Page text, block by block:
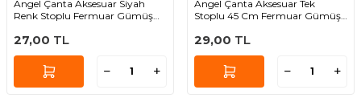
Angel Çanta Aksesuar Siyah
Renk Stoplu Fermuar Gümüş
27,00 TL
Angel Çanta Aksesuar Tek
Stoplu 45 Cm Fermuar Gümüş
29,00 TL